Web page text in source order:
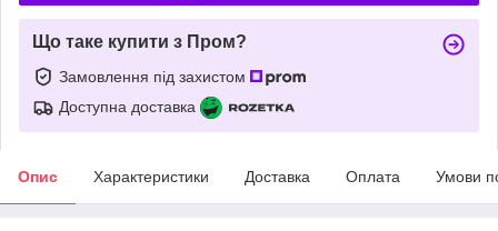
Що таке купити з Пром?
Замовлення під захистом
Доступна доставка
Опис Характеристики Доставка Оплата Умови